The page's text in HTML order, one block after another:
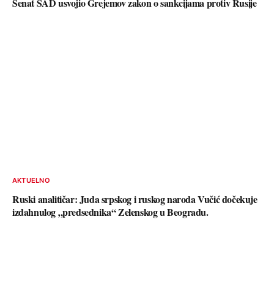
AKTUELNO
Ruski analitičar: Juda srpskog i ruskog naroda Vučić dočekuje
izdahnulog „predsednika“ Zelenskog u Beogradu.